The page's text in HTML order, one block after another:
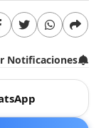
Notificaciones